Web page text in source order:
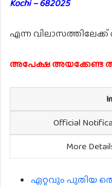
Kochi – 682025
എന്ന
അപേക്ഷ അയക്കേണ്ട
Official
More
ഏറ്റവും പുതിയ